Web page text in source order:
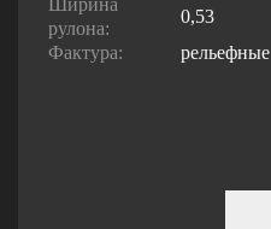
Ширина
рулона:
0,53
Фактура:
рельефные